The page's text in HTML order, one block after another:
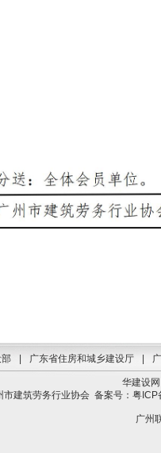
广东省住房和城乡建设厅
华建设网
市建筑劳务行业协会备案号：粤
广州